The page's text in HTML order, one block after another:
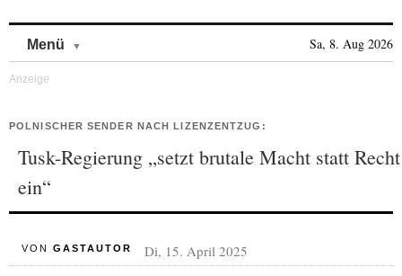
Menü Sa, 8. Aug 2026
POLNISCHER SENDER NACH LIZENZENTZUG:
Tusk-Regierung „setzt brutale Macht statt Recht
ein“
VON GASTAUTOR Di, 15. April 2025